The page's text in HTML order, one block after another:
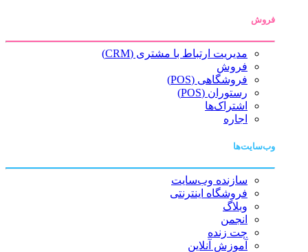
فروش
مدیریت ارتباط با مشتری (CRM)
فروش
فروشگاهی (POS)
رستوران (POS)
اشتراک‌ها
اجاره
وب‌سایت‌ها
سازنده وب‌سایت
فروشگاه اینترنتی
وبلاگ
انجمن
چت زنده
آموزش آنلاین